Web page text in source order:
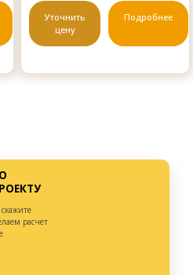
Уточнить
цену
Подробнее
расчет